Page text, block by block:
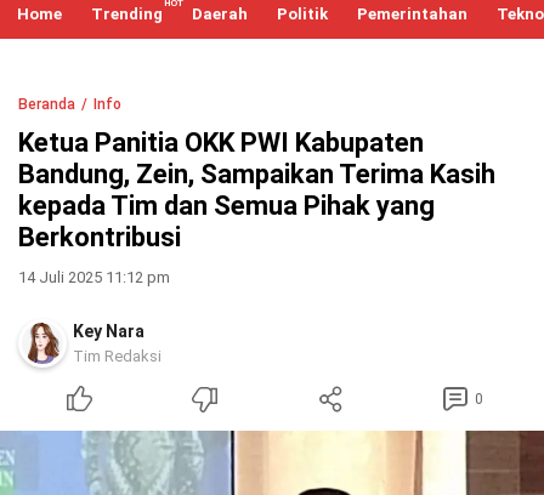
Home Trending Daerah Politik Pemerintahan Tekno
Beranda Info
Ketua Panitia OKK PWI Kabupaten
Bandung, Zein, Sampaikan Terima Kasih
kepada Tim dan Semua Pihak yang
Berkontribusi
14 Juli 2025 11:12 pm
Key Nara
Tim Redaksi
0